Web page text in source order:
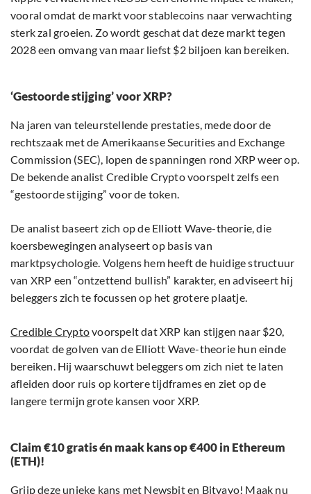
vooral omdat de markt voor stablecoins naar verwachting
sterk zal groeien. Zo wordt geschat dat deze markt tegen
2028 een omvang van maar liefst $2 biljoen kan bereiken.
‘Gestoorde stijging’ voor XRP?
Na jaren van teleurstellende prestaties, mede door de
rechtszaak met de Amerikaanse Securities and Exchange
Commission (SEC), lopen de spanningen rond XRP weer op.
De bekende analist Credible Crypto voorspelt zelfs een
“gestoorde stijging” voor de token.
De analist baseert zich op de Elliott Wave-theorie, die
koersbewegingen analyseert op basis van
marktpsychologie. Volgens hem heeft de huidige structuur
van XRP een “ontzettend bullish” karakter, en adviseert hij
beleggers zich te focussen op het grotere plaatje.
Credible Cryptovoorspelt dat XRP kan stijgen naar $20,
voordat de golven van de Elliott Wave-theorie hun einde
bereiken. Hij waarschuwt beleggers om zich niet te laten
afleiden door ruis op kortere tijdframes en ziet op de
langere termijn grote kansen voor XRP.
Claim €10 gratis én maak kans op €400 in Ethereum
(ETH)!
Grijp deze unieke kans met Newsbit en Bitvavo! Maak nu